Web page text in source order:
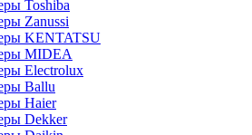
Toshiba
Zanussi
KENTATSU
MIDEA
Electrolux
Ballu
Haier
Dekker